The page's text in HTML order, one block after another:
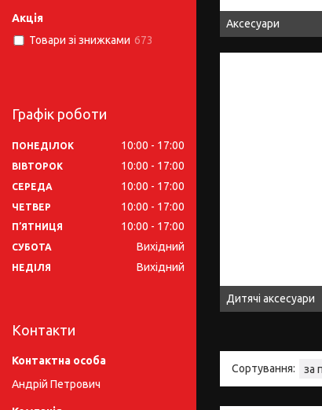
Аксесуари
Дитячі аксесуари
Акція
Товари зі знижками 673
Графік роботи
ПОНЕДІЛОК 10:00 17:00
ВІВТОРОК 10:00 17:00
СЕРЕДА 10:00 17:00
ЧЕТВЕР 10:00 17:00
ПʼЯТНИЦЯ 10:00 17:00
СУБОТА Вихідний
НЕДІЛЯ Вихідний
Контакти
Андрій Петрович